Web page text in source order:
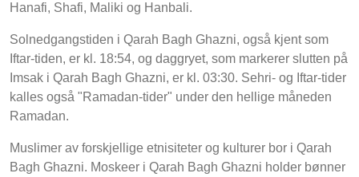
Hanafi, Shafi, Maliki og Hanbali.
Solnedgangstiden i Qarah Bagh Ghazni, også kjent som
Iftar-tiden, er kl. 18:54, og daggryet, som markerer slutten på
Imsak i Qarah Bagh Ghazni, er kl. 03:30. Sehri- og Iftar-tider
kalles også "Ramadan-tider" under den hellige måneden
Ramadan.
Muslimer av forskjellige etnisiteter og kulturer bor i Qarah
Bagh Ghazni. Moskeer i Qarah Bagh Ghazni holder bønner